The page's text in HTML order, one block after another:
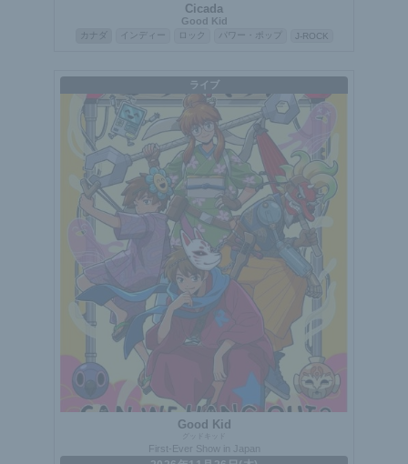
Cicada
Good Kid
カナダ インディー ロック パワー・ポップ J-ROCK
ライブ
Good Kid
First-Ever Show in Japan